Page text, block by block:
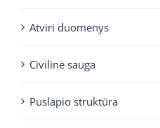
Atviri duomenys
Civilinė sauga
Puslapio struktūra